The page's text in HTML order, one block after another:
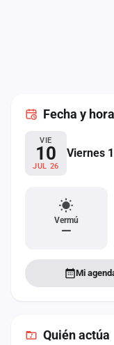
Fecha y
VIE
10
JUL 26
Viernes
Vermú
—
Mi
Quién actúa
Administración
Contacto